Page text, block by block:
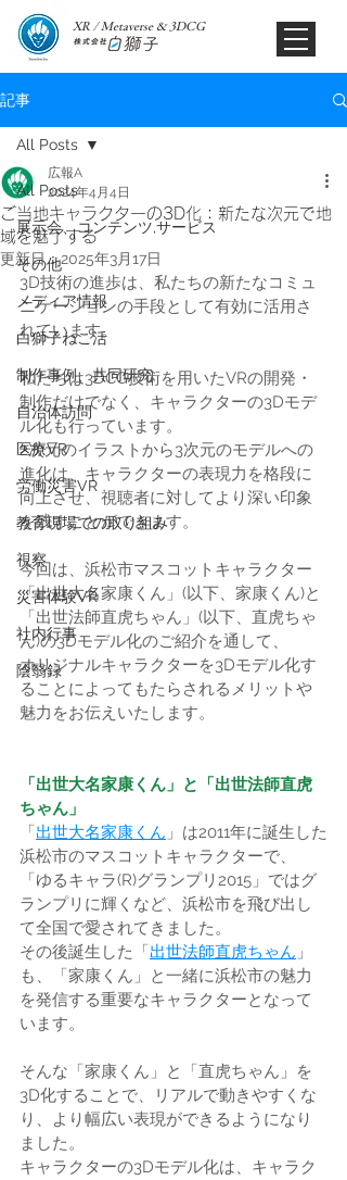
XR / Metaverse & 3DCG​
記事
All Posts
展示会、コンテンツ,サービス
その他
メディア情報
白獅子ねこ活
制作事例、共同研究
自治体訪問
医療VR
労働災害VR
教育現場での取り組み
視察
災害体験VR
社内行事
陰翳録
All Posts
ご当地キャラクターの3D化：新たな次元で地
域を魅了する
広報A
2024年4月4日
更新日：2025年3月17日
3D技術の進歩は、私たちの新たなコミュ
ニケーションの手段として有効に活用さ
れています。
私たちは3DCG技術を用いたVRの開発・
制作だけでなく、キャラクターの3Dモデ
ル化も行っています。
2次元のイラストから3次元のモデルへの
進化は、キャラクターの表現力を格段に
向上させ、視聴者に対してより深い印象
を残すことができます。
今回は、浜松市マスコットキャラクター
「出世大名家康くん」(以下、家康くん)と
「出世法師直虎ちゃん」(以下、直虎ちゃ
ん)の3Dモデル化のご紹介を通して、
オリジナルキャラクターを3Dモデル化す
ることによってもたらされるメリットや
魅力をお伝えいたします。
「出世大名家康くん」と「出世法師直虎
ちゃん」
「出世大名家康くん 」は2011年に誕生した
浜松市のマスコットキャラクターで、
「ゆるキャラ(R)グランプリ2015」ではグ
ランプリに輝くなど、浜松市を飛び出し
て全国で愛されてきました。
その後誕生した「出世法師直虎ちゃん 」
も、「家康くん」と一緒に浜松市の魅力
を発信する重要なキャラクターとなって
います。
そんな「家康くん」と「直虎ちゃん」を
3D化することで、リアルで動きやすくな
り、より幅広い表現ができるようになり
ました。
キャラクターの3Dモデル化は、キャラク